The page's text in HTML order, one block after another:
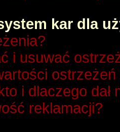
kar dla
i usuwać
i dlaczego dał
reklamacji?